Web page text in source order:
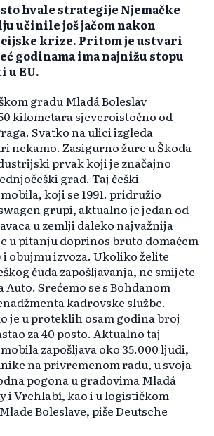
hvale strategije Njemačke
učinile još jačom nakon
krize. Pritom je ustvari
godinama ima najnižu stopu
u EU.
gradu Mladá Boleslav
kilometara sjeveroistočno od
Svatko na ulici izgleda
nekamo. Zasigurno žure u Škoda
prvak koji je značajno
grad. Taj češki
koji se 1991. pridružio
grupi, aktualno je jedan od
u zemlji daleko najvažnija
u pitanju doprinos bruto domaćem
i obujmu izvoza. Ukoliko želite
čuda zapošljavanja, ne smijete
Srećemo se s Bohdanom
kadrovske službe.
je u proteklih osam godina broj
za 40 posto. Aktualno taj
zapošljava oko 35.000 ljudi,
na privremenom radu, u svoja
pogona u gradovima Mladá
i Vrchlabí, kao i u logističkom
Boleslave, piše Deutsche